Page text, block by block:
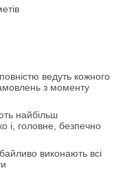
ведуть кожного
з моменту
найбільш
і, головне, безпечно
виконають всі